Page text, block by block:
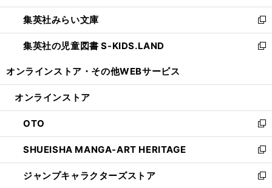
開
く
ウ
で
開
く
ン
ド
ウ
で
ウ
ィ
ン
ド
開
集英社みらい文庫
新
し
い
ン
ウ
で
開
く
集英社の児童図書 S-KIDS.LAND
新
ウ
ン
ド
ウ
で
開
く
オンラインストア・ その他WEBサービス
オンラインストア
OTO
新
し
い
ウ
ィ
SHUEISHA MANGA-ART HERITAGE
新
し
い
ジャンプキャラクターズストア
新